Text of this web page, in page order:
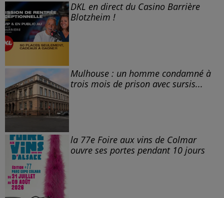
DKL en direct du Casino Barrière
Blotzheim !
Mulhouse : un homme condamné à
trois mois de prison avec sursis...
la 77e Foire aux vins de Colmar
ouvre ses portes pendant 10 jours